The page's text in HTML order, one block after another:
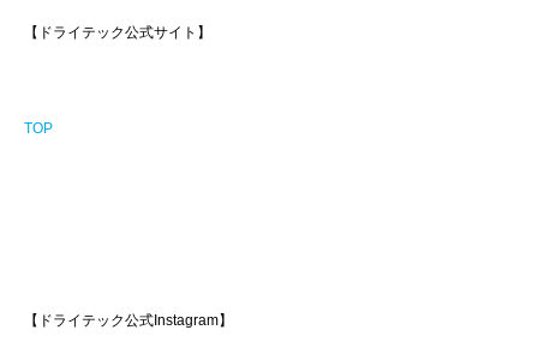
【ドライテック公式サイト】
TOP
【ドライテック公式Instagram】